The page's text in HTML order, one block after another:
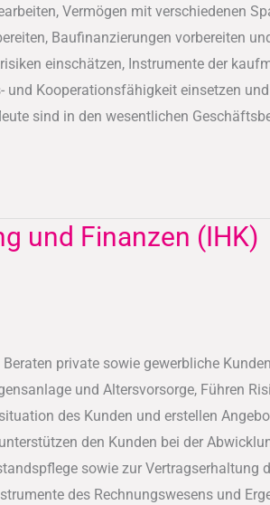
Vermögen mit verschiedenen
Baufinanzierungen vorbereiten
einschätzen, Instrumente der
Kooperationsfähigkeit einsetzen
sind in den wesentlichen
und Finanzen (IHK)
private sowie gewerbliche
und Altersvorsorge, Führen
des Kunden und erstellen
den Kunden bei der
sowie zur
des Rechnungswesens und